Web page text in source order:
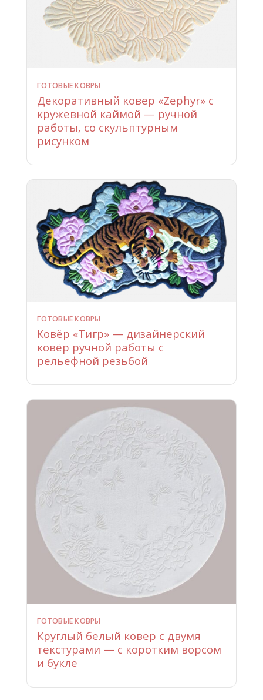
ГОТОВЫЕ КОВРЫ
Декоративный ковер «Zephyr» с
кружевной каймой — ручной
работы, со скульптурным
рисунком
ГОТОВЫЕ КОВРЫ
Ковёр «Тигр» — дизайнерский
ковёр ручной работы с
рельефной резьбой
ГОТОВЫЕ КОВРЫ
Круглый белый ковер с двумя
текстурами — с коротким ворсом
и букле